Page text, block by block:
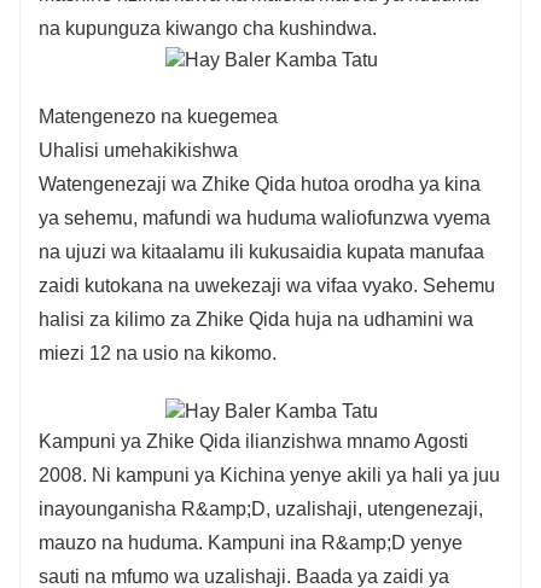
na kupunguza kiwango cha kushindwa.
Matengenezo na kuegemea
Uhalisi umehakikishwa
Watengenezaji wa Zhike Qida hutoa orodha ya kina
ya sehemu, mafundi wa huduma waliofunzwa vyema
na ujuzi wa kitaalamu ili kukusaidia kupata manufaa
zaidi kutokana na uwekezaji wa vifaa vyako. Sehemu
halisi za kilimo za Zhike Qida huja na udhamini wa
miezi 12 na usio na kikomo.
Kampuni ya Zhike Qida ilianzishwa mnamo Agosti
2008. Ni kampuni ya Kichina yenye akili ya hali ya juu
inayounganisha R&amp;D, uzalishaji, utengenezaji,
mauzo na huduma. Kampuni ina R&amp;D yenye
sauti na mfumo wa uzalishaji. Baada ya zaidi ya